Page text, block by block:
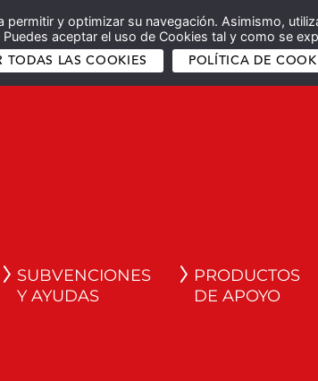
y optimizar su navegación. Asimismo,
aceptar el uso de Cookies tal y como se
TODAS LAS COOKIES POLÍTICA DE
SUBVENCIONES
Y AYUDAS
PRODUCTOS
DE APOYO